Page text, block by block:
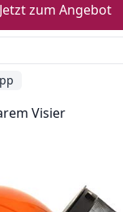
Jetzt zum Angebot
Visier